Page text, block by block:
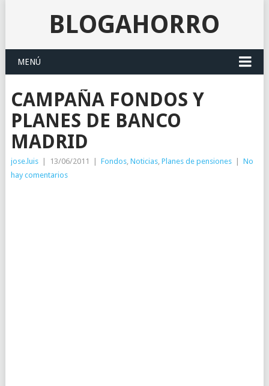
BLOGAHORRO
MENÚ
CAMPAÑA FONDOS Y
PLANES DE BANCO
MADRID
jose.luis 13/06/2011 Fondos, Noticias, Planes de pensiones
No
hay comentarios